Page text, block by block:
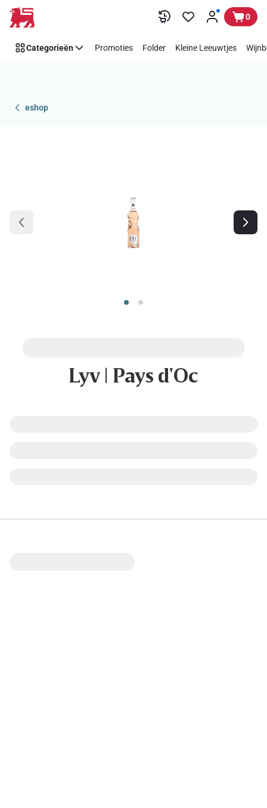
Overslaan 0
Categorieën Promoties Folder Kleine Leeuwtjes
eshop
Lyv | Pays d'Oc